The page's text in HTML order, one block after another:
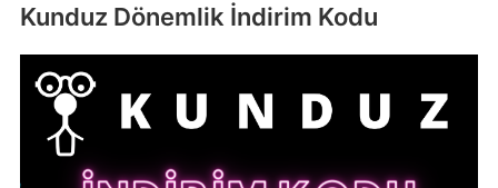
Kunduz Dönemlik İndirim Kodu